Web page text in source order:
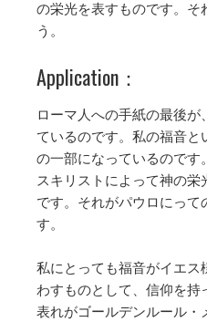
の栄光を表すものです。そ
う。
Application：
ローマ人への手紙の最後
ているのです。私の福音
の一部になっているのです
スキリストによって神の
です。それがパウロにっ
す。
私にとっても福音がイエス
わすものとして、信仰を
表れがゴールデンルール